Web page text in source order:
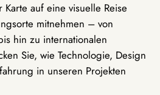
Karte auf eine visuelle Reise
mitnehmen – von
hin zu internationalen
Sie, wie Technologie, Design
in unseren Projekten